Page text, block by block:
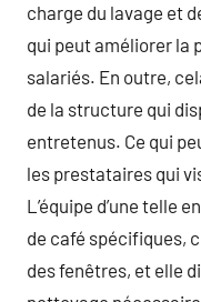
charge du lavage et
qui peut améliorer la
salariés. En outre,
de la structure qui
entretenus. Ce qui
les prestataires qui
L’équipe d’une telle
de café spécifiques,
des fenêtres, et elle